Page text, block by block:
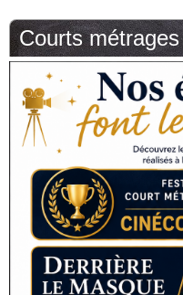
Courts métrages